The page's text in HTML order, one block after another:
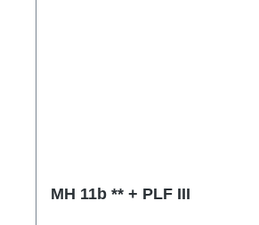
MH 11b ** + PLF III